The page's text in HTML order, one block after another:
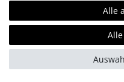
584
*inkl.
Alle